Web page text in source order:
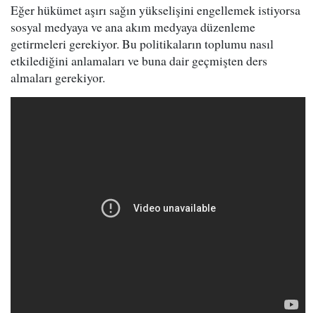
Eğer hükümet aşırı sağın yükselişini engellemek istiyorsa
sosyal medyaya ve ana akım medyaya düzenleme
getirmeleri gerekiyor. Bu politikaların toplumu nasıl
etkilediğini anlamaları ve buna dair geçmişten ders
almaları gerekiyor.